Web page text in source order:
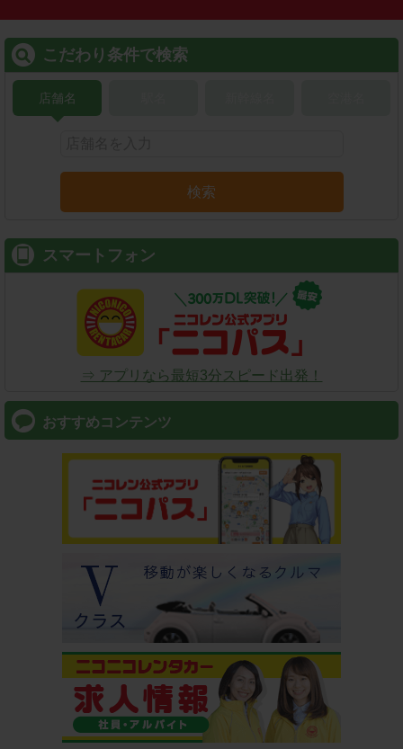
こだわり条件で検索
店舗名
検索
スマートフォン
⇒ アプリなら最短3分スピード出発！
おすすめコンテンツ